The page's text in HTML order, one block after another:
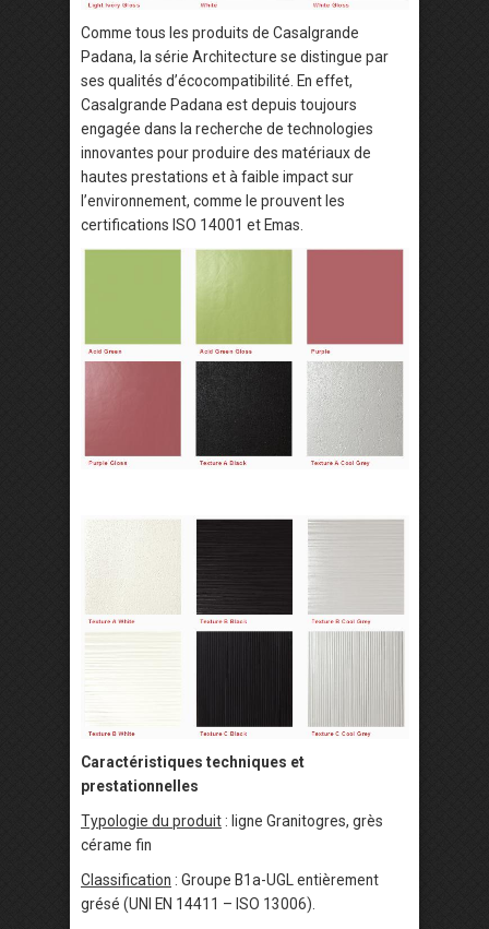
Comme tous les produits de Casalgrande
Padana, la série Architecture se distingue par
ses qualités d’écocompatibilité. En effet,
Casalgrande Padana est depuis toujours
engagée dans la recherche de technologies
innovantes pour produire des matériaux de
hautes prestations et à faible impact sur
l’environnement, comme le prouvent les
certifications ISO 14001 et Emas.
Caractéristiques techniques et
prestationnelles
Typologie du produit : ligne Granitogres, grès
cérame fin
Classification : Groupe B1a-UGL entièrement
grésé (UNI EN 14411 – ISO 13006).